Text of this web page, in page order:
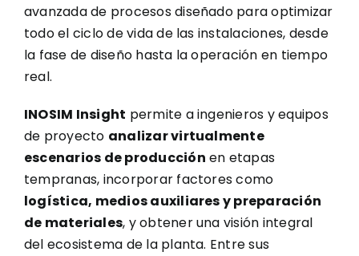
avanzada de procesos diseñado para optimizar
todo el ciclo de vida de las instalaciones, desde
la fase de diseño hasta la operación en tiempo
real.
INOSIM Insight permite a ingenieros y equipos
de proyecto analizar virtualmente
escenarios de producción en etapas
tempranas, incorporar factores como
logística, medios auxiliares y preparación
de materiales, y obtener una visión integral
del ecosistema de la planta. Entre sus